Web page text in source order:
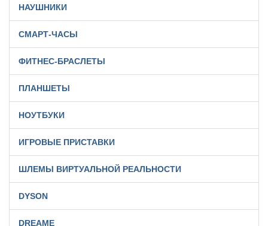
НАУШНИКИ
СМАРТ-ЧАСЫ
ФИТНЕС-БРАСЛЕТЫ
ПЛАНШЕТЫ
НОУТБУКИ
ИГРОВЫЕ ПРИСТАВКИ
ШЛЕМЫ ВИРТУАЛЬНОЙ РЕАЛЬНОСТИ
DYSON
DREAME